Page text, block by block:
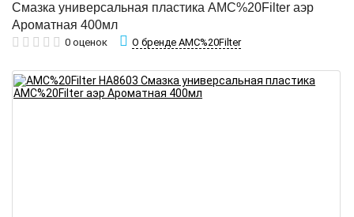
Смазка универсальная пластика AMC%20Filter аэр
Ароматная 400мл
0 оценок О бренде AMC%20Filter